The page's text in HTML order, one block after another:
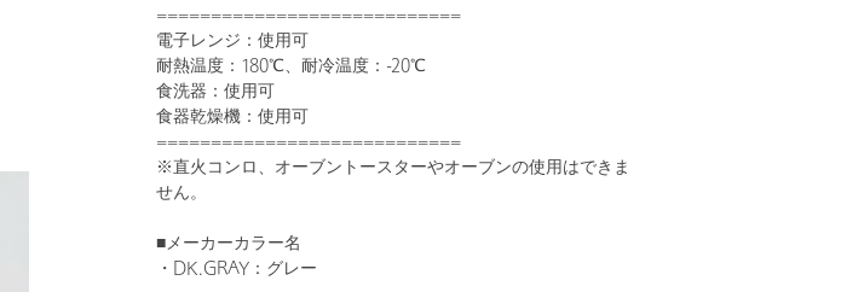
============================
電子レンジ：使用可
耐熱温度：180℃、耐冷温度：-20℃
食洗器：使用可
食器乾燥機：使用可
============================
※直火コンロ、オーブントースターやオーブンの使用はできま
せん。
■メーカーカラー名
・DK.GRAY：グレー